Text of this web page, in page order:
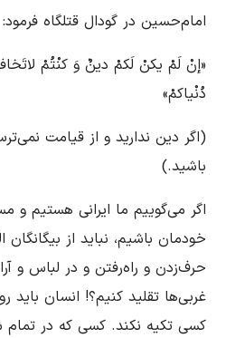
امام‌حسین در گودال قتلگاه ‌فرمود:
«إنْ لَمْ یکنْ لَکمْ دینٌ وَ کنْتُمْ
دُنْیاکمْ»
(اگر دین ندارید و از قیامت
باشید.)
اگر می‌گوییم ما ایرانی هستیم و
خودمان باشیم، نباید از بیگانگان
حرف‌زدن و راه‌رفتن و در لباس و
غربی‌ها تقلید کنیم؟! انسان باید
کسی تکیه نکند. کسی که در تمام